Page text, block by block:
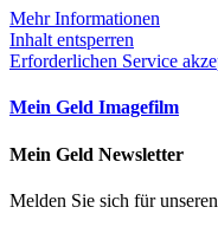
Mehr Informationen
Inhalt entsperren
Erforderlichen Service
Mein Geld Imagefilm
Mein Geld Newsletter
Melden Sie sich für